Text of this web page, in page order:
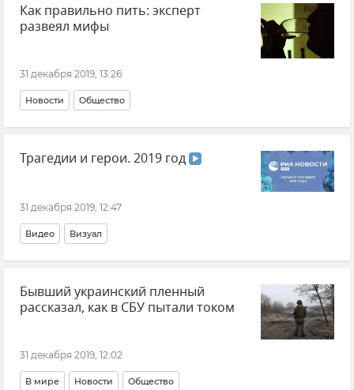
Как правильно пить: эксперт
развеял мифы
31 декабря 2019, 13:26
Новости Общество
Трагедии и герои. 2019 год
31 декабря 2019, 12:47
Видео Визуал
Бывший украинский пленный
рассказал, как в СБУ пытали током
31 декабря 2019, 12:02
В мире Новости Общество